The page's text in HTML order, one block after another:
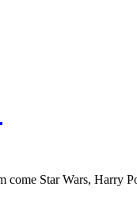
Star Wars, Harry